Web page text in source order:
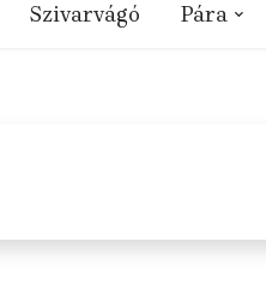
Szivarvágó Pára